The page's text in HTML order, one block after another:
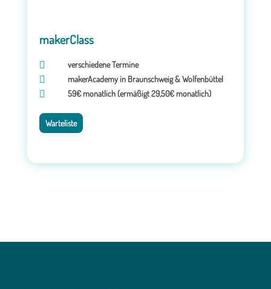
makerClass

verschiedene Termine

makerAcademy in Braunschweig & Wolfenbüttel

59€ monatlich (ermäßigt 29,50€ monatlich)
Warteliste